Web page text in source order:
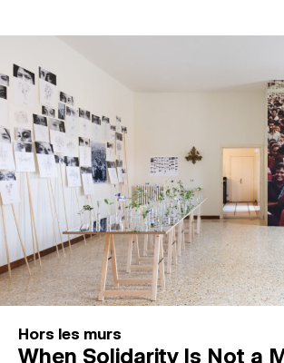
Hors les murs
When Solidarity Is Not a